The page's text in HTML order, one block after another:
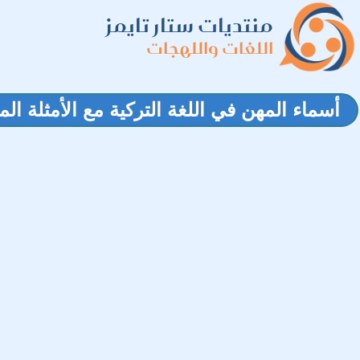
منتديات ستار تايمز
اللغات واللهجات
أسماء المهن في اللغة التركية مع الأمثلة